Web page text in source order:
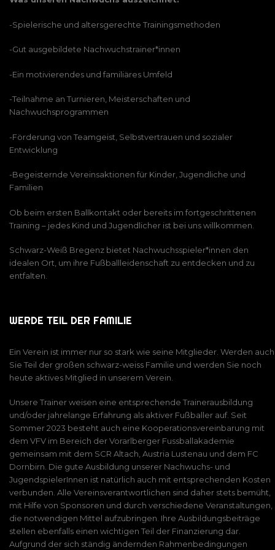
-Spielerische und altersgerechte Trainingsmethoden
-Gut ausgebildete Nachwuchstrainer*innen
-Ein motivierendes und familiäres Umfeld
-Teilnahme an Turnieren, Meisterschaften und
Nachwuchsprogrammen
-Förderung von Teamgeist, Selbstvertrauen und sozialer
Entwicklung
-Begeisternde Vereinsaktionen für Kinder, Jugendliche und
Familien
Ob beim ersten Ballkontakt oder bereits im fortgeschrittenen
Training – jedes Kind und Jugendlicher ist bei uns willkommen.
Schwarz-Weiß Bregenz bietet Nachwuchsspieler*innen den
idealen Ort, um ihre Fußballleidenschaft zu entdecken und zu
entfalten.
WERDE TEIL DER FAMILIE
Ein Verein ist immer nur so stark wie seine Mitglieder. Werden auch
Sie Teil der großen schwarz-weiss Familie und werden Sie noch
heute aktives Mitglied in unserem Verein.
Unsere Trainer weisen eine entsprechende Trainerausbildung
und/oder jahrelange Erfahrung als aktiver Fußballer auf. Seit
Sommer 2023 besteht auch eine Kooperationsvereinbarung mit
dem VFV im Bereich der Vorarlberger Fussballakademie
gemeinsam mit dem SCR Altach, Austria Lustenau und dem FC
Dornbirn. Die gute Ausbildung unserer Nachwuchs- und
JugendspielerInnen ist natürlich auch mit entsprechenden Kosten
verbunden. Alle Vereinsverantwortlichen sind daher stets bemüht,
mit Hilfe von Sponsoren und durch verschiedene Veranstaltungen,
die notwendigen Mittel aufzubringen. Ihre Ausbildungsbeiträge
stellen ebenfalls einen wichtigen Teil der Finanzierung dar.
Aufgrund der sich ständig ändernden Rahmenbedingungen